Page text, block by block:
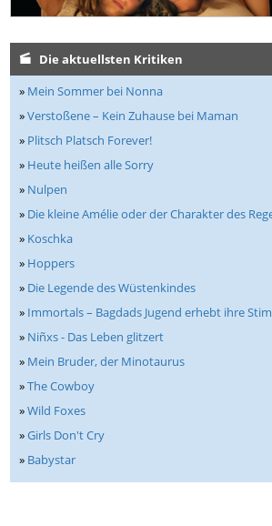
Die aktuellsten Kritiken
» Mein Sommer bei Nonna
»Verstoßene – Kein Zuhause bei Maman
» Plitsch Platsch Forever!
» Heute heißen alle Sorry
» Nulpen
» Die kleine Amélie oder der Charakter des
» Koschka
» Hoppers
» Die Legende des Wüstenkindes
» Immortals – Bagdads Jugend erhebt ihre
» Niñxs - Das Leben glitzert
» Mein Bruder, der Minotaurus
»The Cowboy
»Wild Foxes
»Girls Don't Cry
» Babystar